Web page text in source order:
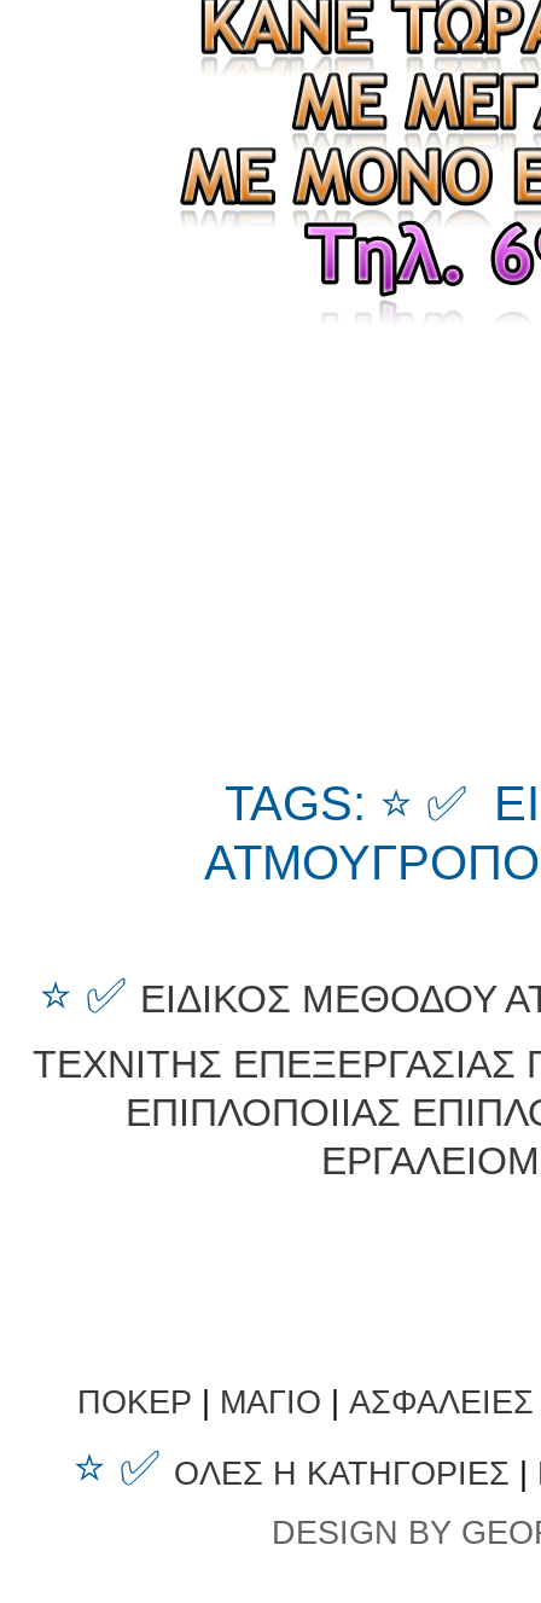
TAGS: ⭐ ✅
⭐ ✅ ΕΙΔΙΚΟΣ ΜΕΘΟΔΟΥ
ΤΕΧΝΙΤΗΣ
ΕΠΙΠΛΟΠΟΙΙΑΣ
ΠΟΚΕΡ ΜΑΓΙΟ
⭐ ✅ ΟΛΕΣ Η ΚΑΤΗΓΟΡΙΕΣ
DESIGN BY